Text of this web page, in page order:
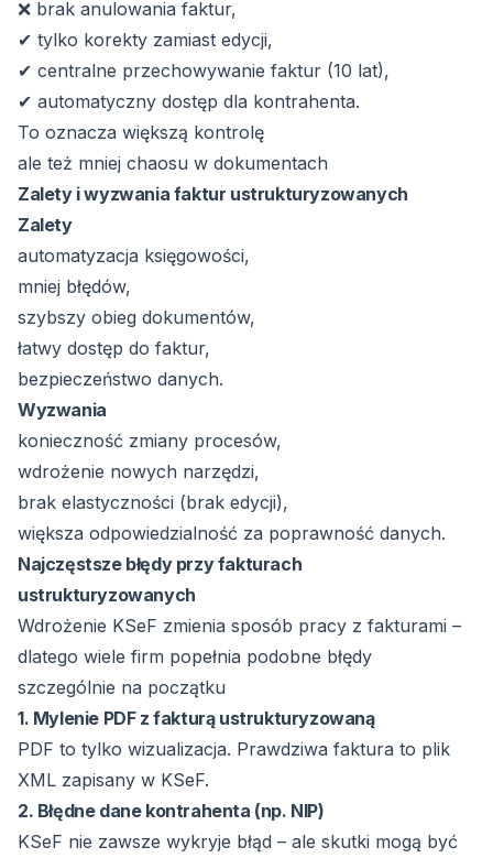
❌ brak anulowania faktur,
✔ tylko korekty zamiast edycji,
✔ centralne przechowywanie faktur (10 lat),
✔ automatyczny dostęp dla kontrahenta.
To oznacza większą kontrolę
ale też mniej chaosu w dokumentach
Zalety i wyzwania faktur ustrukturyzowanych
Zalety
automatyzacja księgowości,
mniej błędów,
szybszy obieg dokumentów,
łatwy dostęp do faktur,
bezpieczeństwo danych.
Wyzwania
konieczność zmiany procesów,
wdrożenie nowych narzędzi,
brak elastyczności (brak edycji),
większa odpowiedzialność za poprawność danych.
Najczęstsze błędy przy fakturach
ustrukturyzowanych
Wdrożenie KSeF zmienia sposób pracy z fakturami –
dlatego wiele firm popełnia podobne błędy
szczególnie na początku
1. Mylenie PDF z fakturą ustrukturyzowaną
PDF to tylko wizualizacja. Prawdziwa faktura to plik
XML zapisany w KSeF.
2. Błędne dane kontrahenta (np. NIP)
KSeF nie zawsze wykryje błąd – ale skutki mogą być